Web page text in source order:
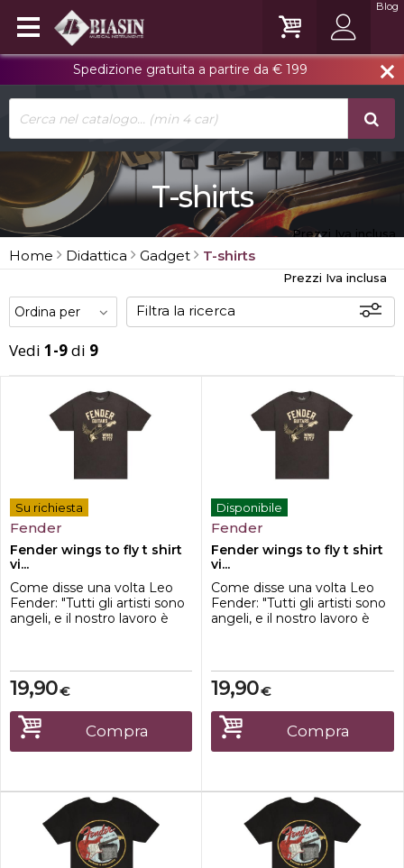
close
Spedizione gratuita a partire da € 199
Blog
T-shirts
Prezzi Iva inclusa
Home Didattica Gadget T-shirts
Prezzi Iva inclusa
Filtra la ricerca
Vedi 1-9di 9
Su richiesta
Fender
Fender wings to fly t shirt
vi...
Come disse una volta Leo
Fender: "Tutti gli artisti sono
angeli, e il nostro lavoro è
Fender® Wings to Fly. La
grafica sul davanti crea una
sensazione di nostalgia di
un'era in cui il rock n' roll
fioriva...
€
19,90
Compra
Disponibile
Fender
Fender wings to fly t shirt
vi...
Come disse una volta Leo
Fender: "Tutti gli artisti sono
angeli, e il nostro lavoro è
Fender® Wings to Fly. La
grafica sul davanti crea una
sensazione di nostalgia di
un'era in cui il rock n' roll
fioriva...
€
19,90
Compra